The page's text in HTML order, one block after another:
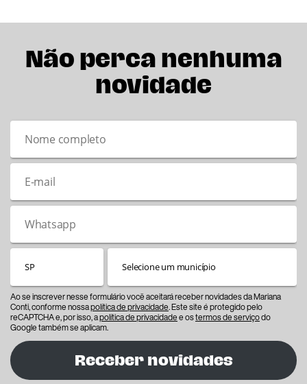
Não perca nenhuma
novidade
Ao se inscrever nesse formulário você aceitará receber novidades da Mariana
Conti, conforme nossapolítica de privacidade. Este site é protegido pelo
reCAPTCHA e, por isso, apolítica de privacidadee ostermos de serviçodo
Google também se aplicam.
Receber novidades